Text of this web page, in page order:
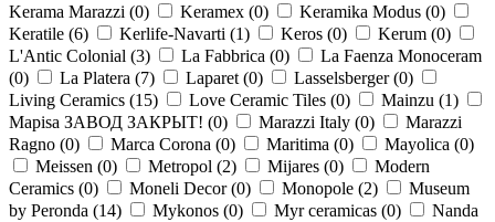
Kerama Marazzi (0) Keramex (0) Keramika Modus (0)
Keratile (6) Kerlife-Navarti (1) Keros (0) Kerum (0)
L'Antic Colonial (3) La Fabbrica (0)
La Faenza Monoceram
(0) La Platera (7) Laparet (0) Lasselsberger (0)
Living Ceramics (15) Love Ceramic Tiles (0) Mainzu (1)
Mapisa ЗАВОД ЗАКРЫТ! (0) Marazzi Italy (0)
Marazzi
Ragno (0) Marca Corona (0) Maritima (0) Mayolica (0)
Meissen (0) Metropol (2) Mijares (0)
Modern
Ceramics (0) Moneli Decor (0) Monopole (2)
Museum
by Peronda (14) Mykonos (0) Myr ceramicas (0)
Nanda